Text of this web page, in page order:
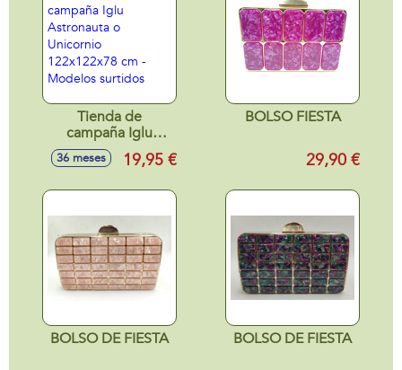
Tienda de
campaña Iglu
Astronauta o
Unicornio
36 meses 19,95 €
BOLSO FIESTA
29,90 €
BOLSO DE FIESTA BOLSO DE FIESTA